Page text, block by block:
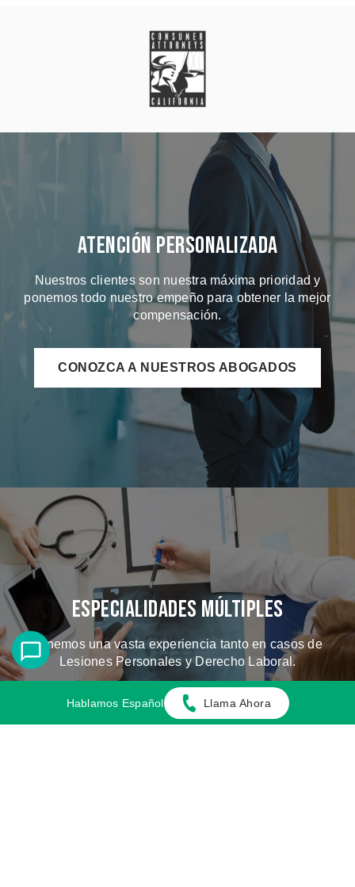
Atención Personalizada
Nuestros clientes son nuestra máxima prioridad y
ponemos todo nuestro empeño para obtener la mejor
compensación.
CONOZCA A NUESTROS ABOGADOS
Especialidades Múltiples
Tenemos una vasta experiencia tanto en casos de
Lesiones Personales y Derecho Laboral.
CONOZCA LOS CASOS QUE
MANEJAMOS
Hablamos Español Llama Ahora